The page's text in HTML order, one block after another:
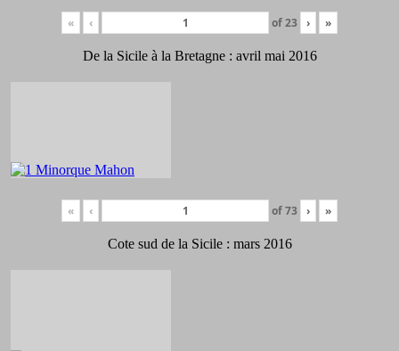
« ‹ of23 › »
De la Sicile à la Bretagne : avril mai 2016
« ‹ of73 › »
Cote sud de la Sicile : mars 2016